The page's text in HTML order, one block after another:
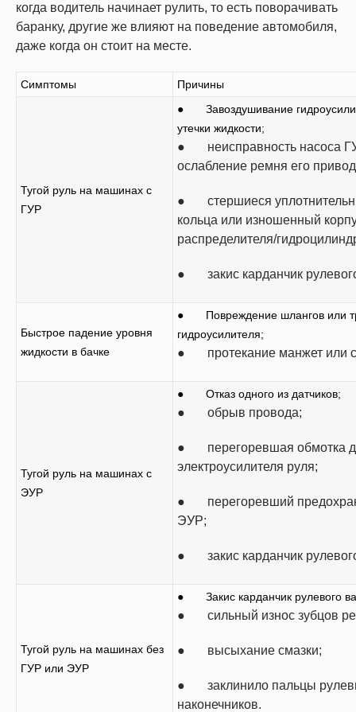
когда водитель начинает рулить, то есть поворачивать
баранку, другие же влияют на поведение автомобиля,
даже когда он стоит на месте.
Симптомы Причины
Тугой руль на машинах с
ГУР
● Завоздушивание
утечки жидкости;
● неисправность насоса
ослабление ремня его
● стершиеся
кольца или изношенный
распределителя/
● закис карданчик
Быстрое падение уровня
жидкости в бачке
● Повреждение шлангов или
гидроусилителя;
● протекание манжет или
Тугой руль на машинах с
ЭУР
● Отказ одного из датчиков;
● обрыв провода;
● перегоревшая обмотка
электроусилителя руля;
● перегоревший
ЭУР;
● закис карданчик
Тугой руль на машинах без
ГУР или ЭУР
● Закис карданчик рулевого
● сильный износ зубцов
● высыхание смазки;
● заклинило пальцы
наконечников.